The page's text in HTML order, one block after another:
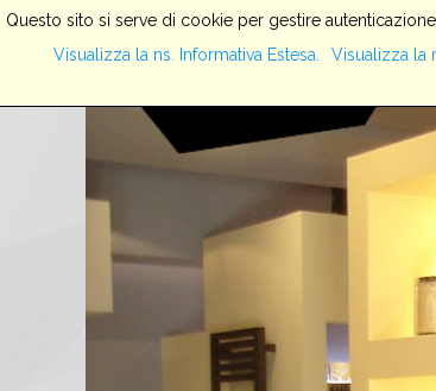
Questo sito si serve di cookie per gestire
Visualizza la ns. Informativa Estesa.
Visualizza la